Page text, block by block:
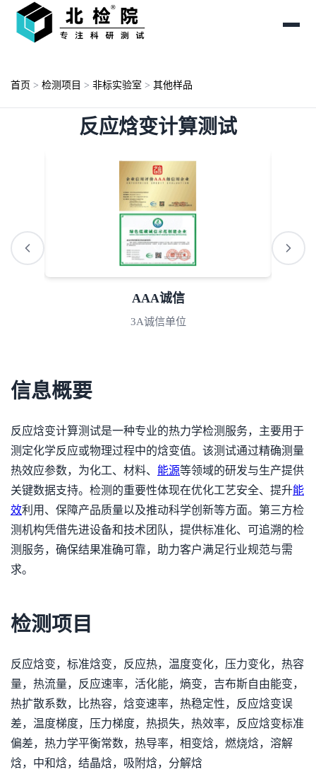
首页 > 检测项目 > 非标实验室 > 其他样品
反应焓变计算测试
AAA诚信
3A诚信单位
信息概要
反应焓变计算测试是一种专业的热力学检测服务，主要用于
测定化学反应或物理过程中的焓变值。该测试通过精确测量
热效应参数，为化工、材料、 能源等领域的研发与生产提供
关键数据支持。检测的重要性体现在优化工艺安全、提升能
效利用、保障产品质量以及推动科学创新等方面。第三方检
测机构凭借先进设备和技术团队，提供标准化、可追溯的检
测服务，确保结果准确可靠，助力客户满足行业规范与需
求。
检测项目
反应焓变，标准焓变，反应热，温度变化，压力变化，热容
量，热流量，反应速率，活化能，熵变，吉布斯自由能变，
热扩散系数，比热容，焓变速率，热稳定性，反应焓变误
差，温度梯度，压力梯度，热损失，热效率，反应焓变标准
偏差，热力学平衡常数，热导率，相变焓，燃烧焓，溶解
焓，中和焓，结晶焓，吸附焓，分解焓